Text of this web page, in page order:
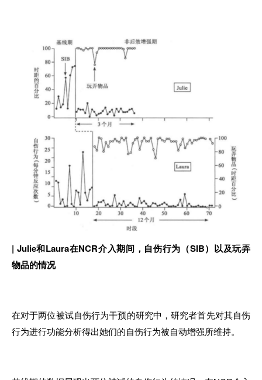
| Julie和Laura在NCR介入期间，自伤行为（SIB）以及玩弄
物品的情况
在对于两位被试自伤行为干预的研究中，研究者首先对其自伤
行为进行功能分析得出她们的自伤行为被自动增强所维持。